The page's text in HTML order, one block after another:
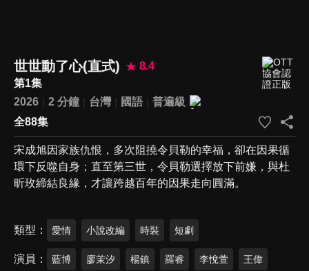
世世動了心(直式)
8.4
第1集
2026
2 分鐘 台灣 國語
普遍級
全88集
宋成旭因家族仇恨，多次阻撓令貝勒的幸福，卻在因果循
環下反噬自身；直至第三世，令貝勒選擇放下前嫌，與杜
昕玫締結良緣，才讓跨越百年的因果走向圓滿。
類型 愛情 小說改編 時裝 短劇
演員 藍博 廖茉汐 楊鎮 羅睿 李悅萱 王偉